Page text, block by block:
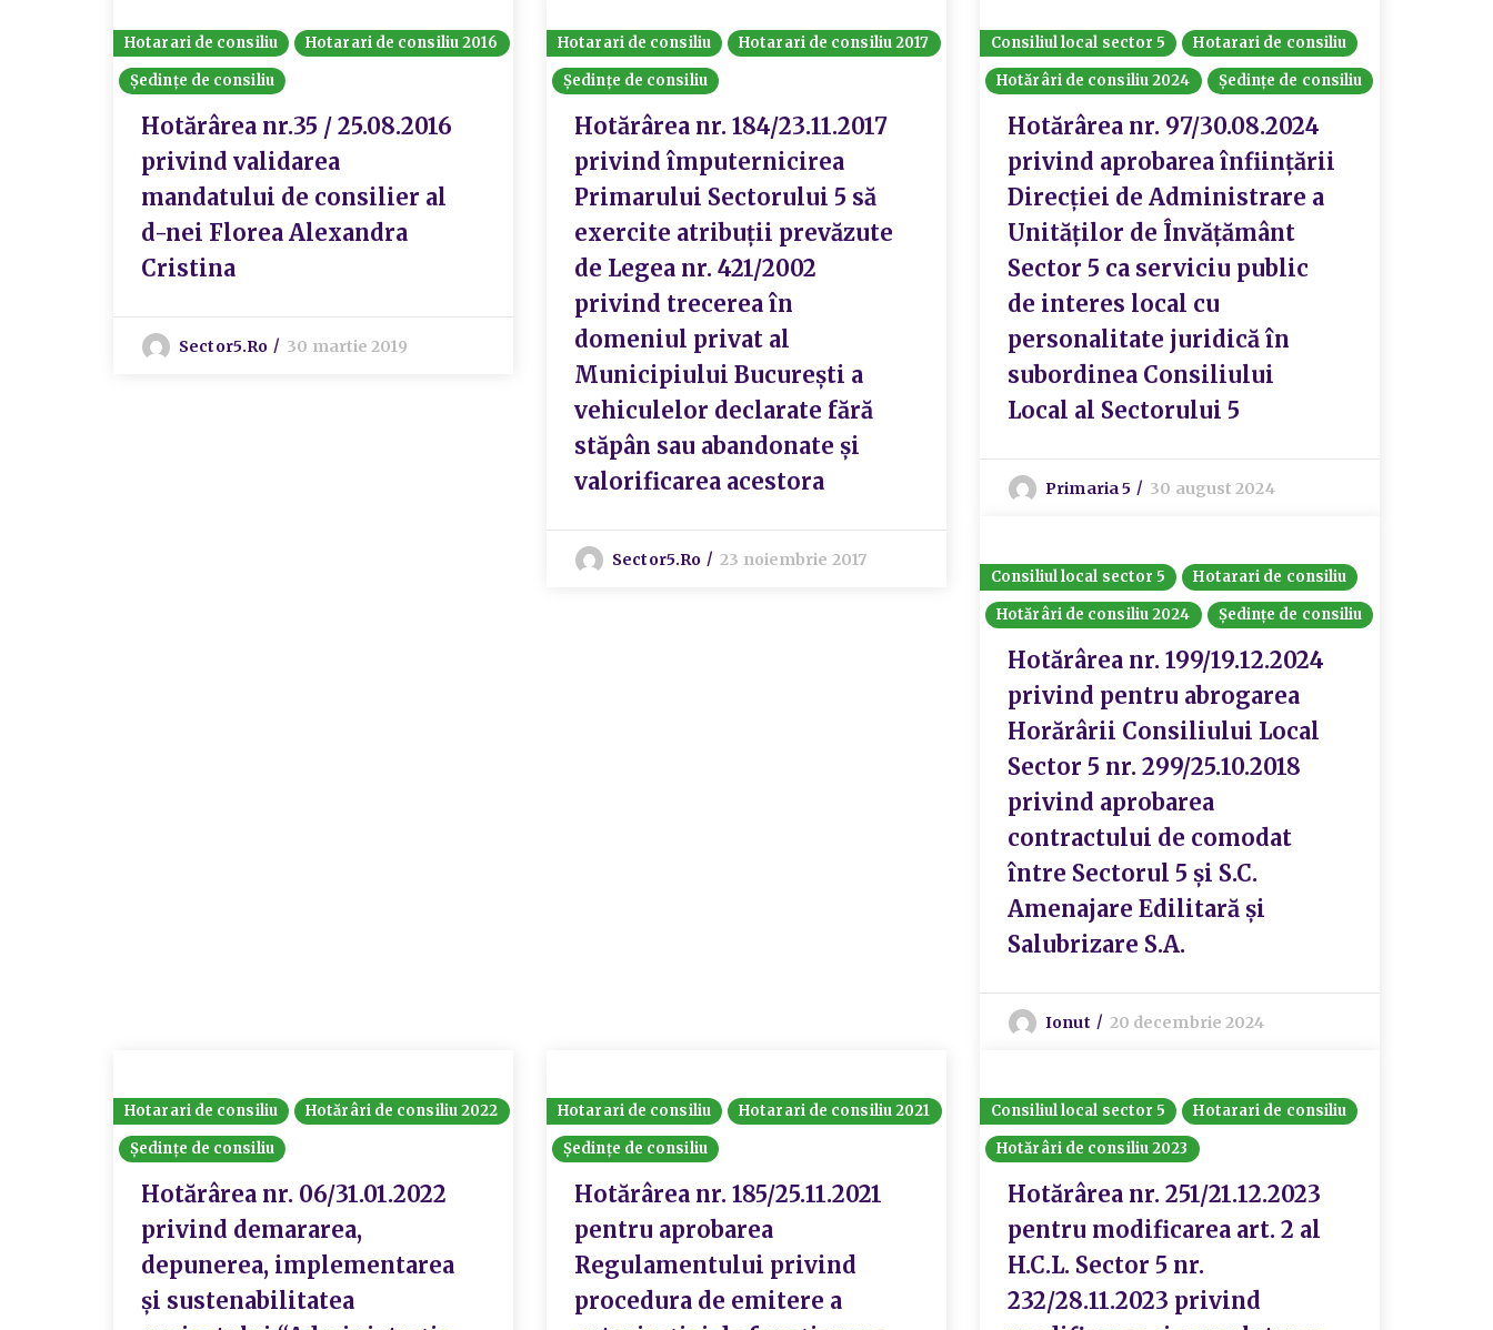
Hotarari de consiliu
Hotarari de consiliu 2016
Ședințe de consiliu
Hotărârea nr.35 / 25.08.2016
privind validarea
mandatului de consilier al
d-nei Florea Alexandra
Cristina
Sector5.ro 30 martie 2019
Hotarari de consiliu
Hotarari de consiliu 2017
Ședințe de consiliu
Hotărârea nr. 184/23.11.2017
privind împuternicirea
Primarului Sectorului 5 să
exercite atribuții prevăzute
de Legea nr. 421/2002
privind trecerea în
domeniul privat al
Municipiului București a
vehiculelor declarate fără
stăpân sau abandonate și
valorificarea acestora
Sector5.ro 23 noiembrie 2017
Consiliul local sector 5
Hotarari de consiliu
Hotărâri de consiliu 2024
Ședințe de consiliu
Hotărârea nr. 97/30.08.2024
privind aprobarea înființării
Direcției de Administrare a
Unităților de Învățământ
Sector 5 ca serviciu public
de interes local cu
personalitate juridică în
subordinea Consiliului
Local al Sectorului 5
Primaria 5 30 august 2024
Consiliul local sector 5
Hotarari de consiliu
Hotărâri de consiliu 2024
Ședințe de consiliu
Hotărârea nr. 199/19.12.2024
privind pentru abrogarea
Horărârii Consiliului Local
Sector 5 nr. 299/25.10.2018
privind aprobarea
contractului de comodat
între Sectorul 5 și S.C.
Amenajare Edilitară și
Salubrizare S.A.
Ionut 20 decembrie 2024
Hotarari de consiliu
Hotărâri de consiliu 2022
Ședințe de consiliu
Hotărârea nr. 06/31.01.2022
privind demararea,
depunerea, implementarea
și sustenabilitatea
Hotarari de consiliu
Hotarari de consiliu 2021
Ședințe de consiliu
Hotărârea nr. 185/25.11.2021
pentru aprobarea
Regulamentului privind
procedura de emitere a
Consiliul local sector 5
Hotarari de consiliu
Hotărâri de consiliu 2023
Hotărârea nr. 251/21.12.2023
pentru modificarea art. 2 al
H.C.L. Sector 5 nr.
232/28.11.2023 privind